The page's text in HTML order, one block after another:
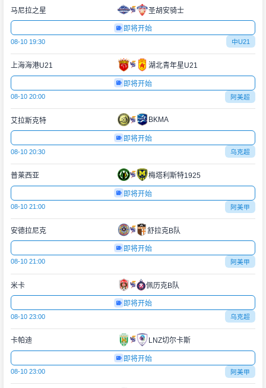
马尼拉之星 圣胡安骑士
即将开始
08-10 19:30 中U21
上海海港U21 湖北青年星U21
即将开始
08-10 20:00 阿美超
艾拉斯克特 BKMA
即将开始
08-10 20:30 乌克超
普莱西亚 梅塔利斯特1925
即将开始
08-10 21:00 阿美甲
安德拉尼克 舒拉克B队
即将开始
08-10 21:00 阿美甲
米卡 佩历克B队
即将开始
08-10 23:00 乌克超
卡帕迪 LNZ切尔卡斯
即将开始
08-10 23:00 阿美甲